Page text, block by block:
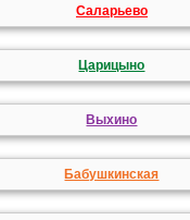
Саларьево
Царицыно
Выхино
Бабушкинская